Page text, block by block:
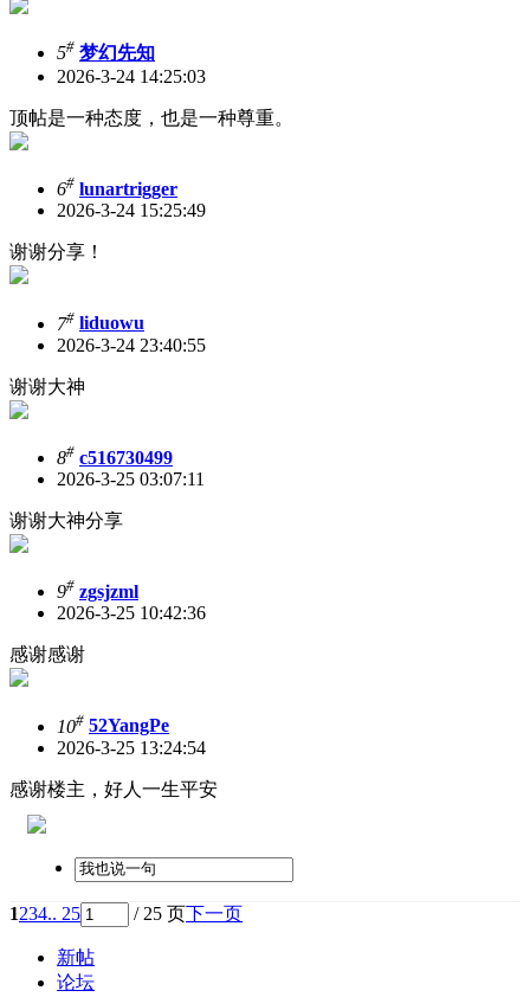
5# 梦幻先知
2026-3-24 14:25:03
顶帖是一种态度，也是一种尊重。
6# lunartrigger
2026-3-24 15:25:49
谢谢分享！
7# liduowu
2026-3-24 23:40:55
谢谢大神
8# c516730499
2026-3-25 03:07:11
谢谢大神分享
9# zgsjzml
2026-3-25 10:42:36
感谢感谢
10# 52YangPe
2026-3-25 13:24:54
感谢楼主，好人一生平安
1234.. 25 / 25 页下一页
新帖
论坛